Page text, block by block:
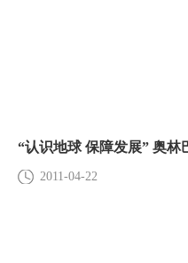
“认识地球 保障发展” 奥林
2011-04-22